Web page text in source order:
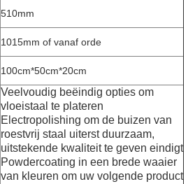
510mm
1015mm of vanaf orde
100cm*50cm*20cm
Veelvoudig beëindig opties om
vloeistaal te plateren
Electropolishing om de buizen van
roestvrij staal uiterst duurzaam,
uitstekende kwaliteit te geven eindigt
Powdercoating in een brede waaier
van kleuren om uw volgende product